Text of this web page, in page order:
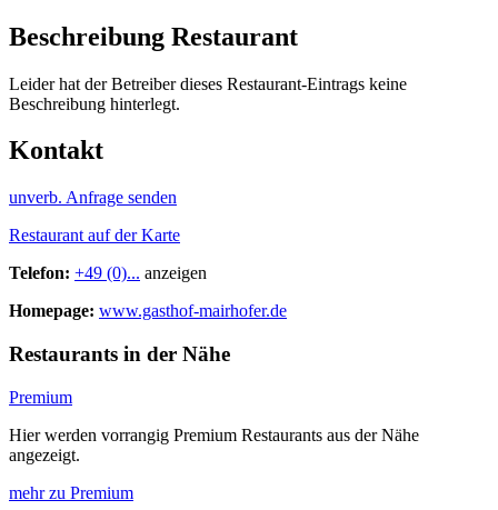
Beschreibung Restaurant
Leider hat der Betreiber dieses Restaurant-Eintrags keine
Beschreibung hinterlegt.
Kontakt
unverb. Anfrage senden
Restaurant auf der Karte
Telefon: +49 (0)... anzeigen
Homepage: www.gasthof-mairhofer.de
Restaurants in der Nähe
Premium
Hier werden vorrangig Premium Restaurants aus der Nähe
angezeigt.
mehr zu Premium